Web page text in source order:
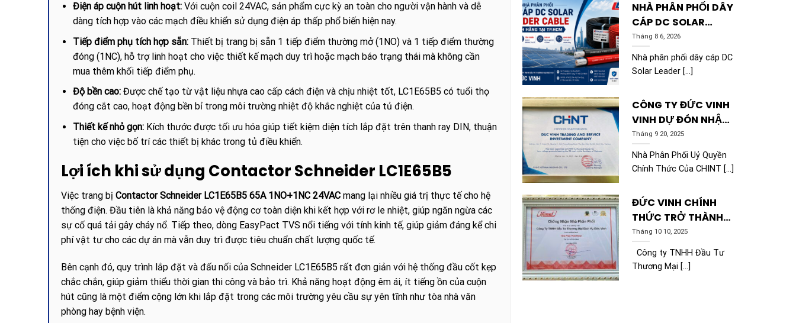
Điện áp cuộn hút linh hoạt: Với cuộn coil 24VAC, sản phẩm cực kỳ an toàn cho người vận hành và dễ
dàng tích hợp vào các mạch điều khiển sử dụng điện áp thấp phổ biến hiện nay.
Tiếp điểm phụ tích hợp sẵn: Thiết bị trang bị sẵn 1 tiếp điểm thường mở (1NO) và 1 tiếp điểm thường
đóng (1NC), hỗ trợ linh hoạt cho việc thiết kế mạch duy trì hoặc mạch báo trạng thái mà không cần
mua thêm khối tiếp điểm phụ.
Độ bền cao: Được chế tạo từ vật liệu nhựa cao cấp cách điện và chịu nhiệt tốt, LC1E65B5 có tuổi thọ
đóng cắt cao, hoạt động bền bỉ trong môi trường nhiệt độ khắc nghiệt của tủ điện.
Thiết kế nhỏ gọn: Kích thước được tối ưu hóa giúp tiết kiệm diện tích lắp đặt trên thanh ray DIN, thuận
tiện cho việc bố trí các thiết bị khác trong tủ điều khiển.
Lợi ích khi sử dụng Contactor Schneider LC1E65B5
Việc trang bị Contactor Schneider LC1E65B5 65A 1NO+1NC 24VACmang lại nhiều giá trị thực tế cho hệ
thống điện. Đầu tiên là khả năng bảo vệ động cơ toàn diện khi kết hợp với rơ le nhiệt, giúp ngăn ngừa các
sự cố quá tải gây cháy nổ. Tiếp theo, dòng EasyPact TVS nổi tiếng với tính kinh tế, giúp giảm đáng kể chi
phí vật tư cho các dự án mà vẫn duy trì được tiêu chuẩn chất lượng quốc tế.
Bên cạnh đó, quy trình lắp đặt và đấu nối của Schneider LC1E65B5 rất đơn giản với hệ thống đầu cốt kẹp
chắc chắn, giúp giảm thiểu thời gian thi công và bảo trì. Khả năng hoạt động êm ái, ít tiếng ồn của cuộn
hút cũng là một điểm cộng lớn khi lắp đặt trong các môi trường yêu cầu sự yên tĩnh như tòa nhà văn
phòng hay bệnh viện.
NHÀ PHÂN PHỐI DÂY
CÁP DC SOLAR
LEADER CABLE
CHÍNH HÃNG TẠI
TP.HCM | ĐỨC VINH
Tháng 8 6, 2026
Nhà phân phối dây cáp DC
Solar Leader [...]
CÔNG TY ĐỨC VINH
VINH DỰ ĐÓN NHẬN
CHỨNG NHẬN CHINT
Tháng 9 20, 2025
Nhà Phân Phối Uỷ Quyền
Chính Thức Của CHINT [...]
ĐỨC VINH CHÍNH
THỨC TRỞ THÀNH
NHÀ PHÂN PHỐI
THƯƠNG HIỆU HIMEL
Tháng 10 10, 2025
Công ty TNHH Đầu Tư
Thương Mại [...]